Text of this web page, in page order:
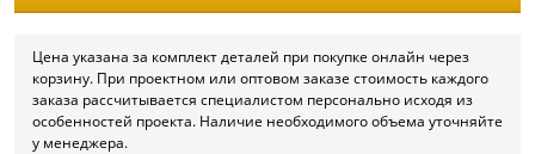
Цена указана за комплект деталей при покупке онлайн через
корзину. При проектном или оптовом заказе стоимость каждого
заказа рассчитывается специалистом персонально исходя из
особенностей проекта. Наличие необходимого объема уточняйте
у менеджера.